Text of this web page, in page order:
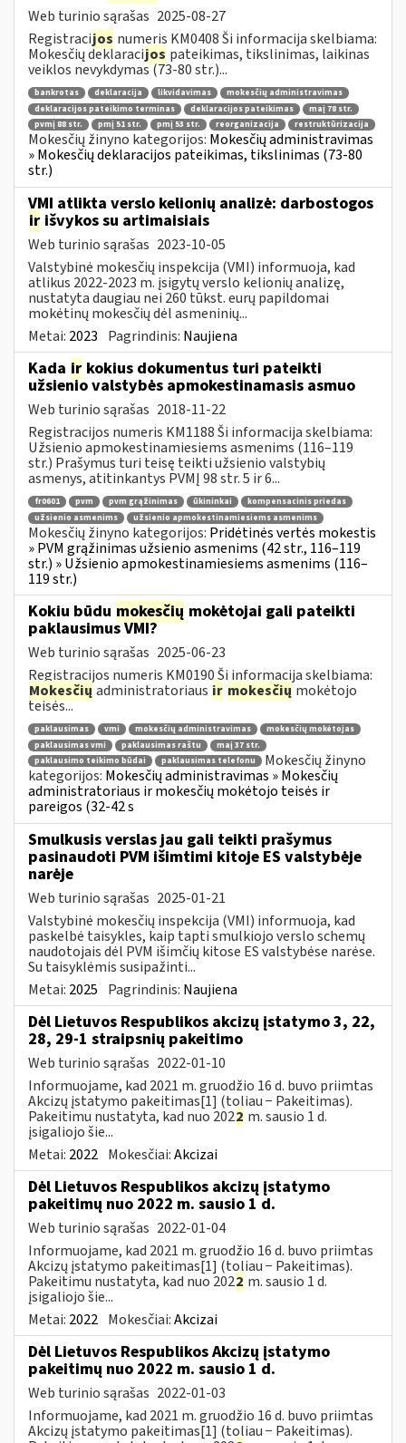
Web turinio sąrašas 2025-08-27
Registracijos numeris KM0408 Ši informacija skelbiama:
Mokesčių deklaracijos pateikimas, tikslinimas, laikinas
veiklos nevykdymas (73-80 str.)...
bankrotas deklaracija likvidavimas
mokesčių administravimas
deklaracijos pateikimo terminas
deklaracijos pateikimas
maį 78 str.
pvmį 88 str.
pmį 51 str. pmį 53 str. reorganizacija restruktūrizacija
Mokesčių žinyno kategorijos: Mokesčių administravimas
» Mokesčių deklaracijos pateikimas, tikslinimas (73-80
str.)
VMI atlikta verslo kelionių analizė: darbostogos
ir išvykos su artimaisiais
Web turinio sąrašas 2023-10-05
Valstybinė mokesčių inspekcija (VMI) informuoja, kad
atlikus 2022-2023 m. įsigytų verslo kelionių analizę,
nustatyta daugiau nei 260 tūkst. eurų papildomai
mokėtinų mokesčių dėl asmeninių...
Metai: 2023 Pagrindinis: Naujiena
Kada ir kokius dokumentus turi pateikti
užsienio valstybės apmokestinamasis asmuo
Web turinio sąrašas 2018-11-22
Registracijos numeris KM1188 Ši informacija skelbiama:
Užsienio apmokestinamiesiems asmenims (116–119
str.) Prašymus turi teisę teikti užsienio valstybių
asmenys, atitinkantys PVMĮ 98 str. 5 ir 6...
fr0601 pvm pvm grąžinimas ūkininkai
kompensacinis priedas
užsienio asmenims
užsienio apmokestinamiesiems asmenims
Mokesčių žinyno kategorijos: Pridėtinės vertės mokestis
» PVM grąžinimas užsienio asmenims (42 str., 116–119
str.) » Užsienio apmokestinamiesiems asmenims (116–
119 str.)
Kokiu būdu mokesčių mokėtojai gali pateikti
paklausimus VMI?
Web turinio sąrašas 2025-06-23
Registracijos numeris KM0190 Ši informacija skelbiama:
Mokesčių administratoriaus ir mokesčių mokėtojo
teisės...
paklausimas vmi mokesčių administravimas
mokesčių mokėtojas
paklausimas vmi
paklausimas raštu
maį 37 str.
paklausimo teikimo būdai
paklausimas telefonu
Mokesčių žinyno
kategorijos: Mokesčių administravimas » Mokesčių
administratoriaus ir mokesčių mokėtojo teisės ir
pareigos (32-42 s
Smulkusis verslas jau gali teikti prašymus
pasinaudoti PVM išimtimi kitoje ES valstybėje
narėje
Web turinio sąrašas 2025-01-21
Valstybinė mokesčių inspekcija (VMI) informuoja, kad
paskelbė taisykles, kaip tapti smulkiojo verslo schemų
naudotojais dėl PVM išimčių kitose ES valstybėse narėse.
Su taisyklėmis susipažinti...
Metai: 2025 Pagrindinis: Naujiena
Dėl Lietuvos Respublikos akcizų įstatymo 3, 22,
28, 29-1 straipsnių pakeitimo
Web turinio sąrašas 2022-01-10
Informuojame, kad 2021 m. gruodžio 16 d. buvo priimtas
Akcizų įstatymo pakeitimas[1] (toliau − Pakeitimas).
Pakeitimu nustatyta, kad nuo 2022 m. sausio 1 d.
įsigaliojo šie...
Metai: 2022 Mokesčiai:Akcizai
Dėl Lietuvos Respublikos akcizų įstatymo
pakeitimų nuo 2022 m. sausio 1 d.
Web turinio sąrašas 2022-01-04
Informuojame, kad 2021 m. gruodžio 16 d. buvo priimtas
Akcizų įstatymo pakeitimas[1] (toliau − Pakeitimas).
Pakeitimu nustatyta, kad nuo 2022 m. sausio 1 d.
įsigaliojo šie...
Metai: 2022 Mokesčiai:Akcizai
Dėl Lietuvos Respublikos Akcizų įstatymo
pakeitimų nuo 2022 m. sausio 1 d.
Web turinio sąrašas 2022-01-03
Informuojame, kad 2021 m. gruodžio 16 d. buvo priimtas
Akcizų įstatymo pakeitimas[1] (toliau − Pakeitimas).